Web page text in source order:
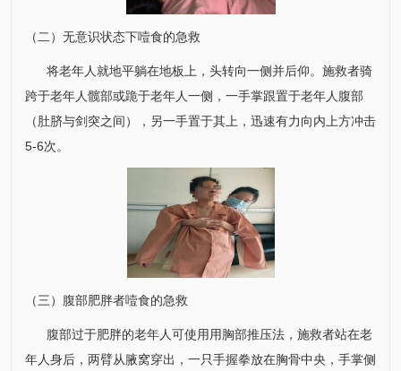
（二）无意识状态下噎食的急救
将老年人就地平躺在地板上，头转向一侧并后仰。施救者骑
跨于老年人髋部或跪于老年人一侧，一手掌跟置于老年人腹部
（肚脐与剑突之间），另一手置于其上，迅速有力向内上方冲击
5-6次。
（三）腹部肥胖者噎食的急救
腹部过于肥胖的老年人可使用用胸部推压法，施救者站在老
年人身后，两臂从腋窝穿出，一只手握拳放在胸骨中央，手掌侧